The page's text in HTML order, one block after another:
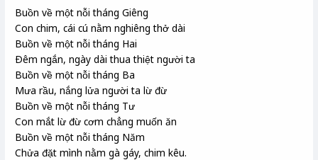
Buồn về một nỗi tháng Giêng
Con chim, cái cú nằm nghiêng thở dài
Buồn về một nỗi tháng Hai
Ðêm ngắn, ngày dài thua thiệt người ta
Buồn về một nỗi tháng Ba
Mưa rầu, nắng lửa người ta lừ đừ
Buồn về một nỗi tháng Tư
Con mắt lừ đừ cơm chẳng muốn ăn
Buồn về một nỗi tháng Năm
Chửa đặt mình nằm gà gáy, chim kêu.